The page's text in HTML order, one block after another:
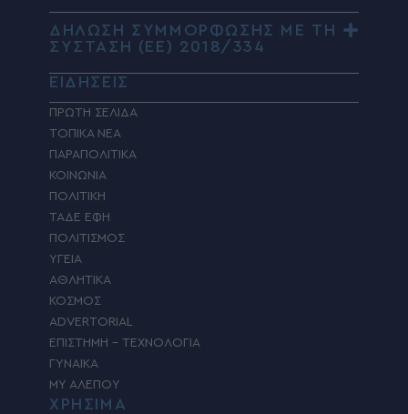
ΔΗΛΩΣΗ ΣΥΜΜΟΡΦΩΣΗΣ ΜΕ ΤΗ
ΣΥΣΤΑΣΗ (ΕΕ) 2018/334
ΕΙΔΗΣΕΙΣ
ΠΡΩΤΗ ΣΕΛΙΔΑ
ΤΟΠΙΚΑ ΝΕΑ
ΠΑΡΑΠΟΛΙΤΙΚΑ
ΚΟΙΝΩΝΙΑ
ΠΟΛΙΤΙΚΗ
ΤΑΔΕ ΕΦΗ
ΠΟΛΙΤΙΣΜΟΣ
ΥΓΕΙΑ
ΑΘΛΗΤΙΚΑ
ΚΟΣΜΟΣ
ADVERTORIAL
ΕΠΙΣΤΗΜΗ – ΤΕΧΝΟΛΟΓΙΑ
ΓΥΝΑΙΚΑ
MY ΑΛΕΠΟΥ
ΧΡΗΣΙΜΑ